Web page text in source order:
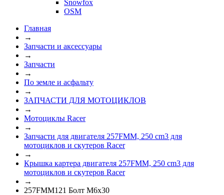
Snowfox
OSM
Главная
→
Запчасти и аксессуары
→
Запчасти
→
По земле и асфальту
→
ЗАПЧАСТИ ДЛЯ МОТОЦИКЛОВ
→
Мотоциклы Racer
→
Запчасти для двигателя 257FMM, 250 cm3 для
мотоциклов и скутеров Racer
→
Крышка картера двигателя 257FMM, 250 cm3 для
мотоциклов и скутеров Racer
→
257FMM121 Болт M6х30